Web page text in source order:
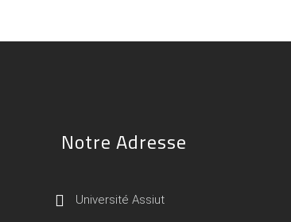
Notre Adresse
Université Assiut